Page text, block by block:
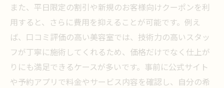
また、平日限定の割引や新規のお客様向けクーポンを利
用すると、さらに費用を抑えることが可能です。例え
ば、口コミ評価の高い美容室では、技術力の高いスタッ
フが丁寧に施術してくれるため、価格だけでなく仕上が
りにも満足できるケースが多いです。事前に公式サイト
や予約アプリで料金やサービス内容を確認し、自分の希